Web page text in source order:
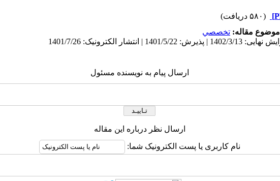
(۵۸۰ دریافت)
موضوع مقاله: تخصصي
ارسال پیام به نویسنده مسئول
ارسال نظر درباره این مقاله
نام کاربری یا پست الکترونیک شما: